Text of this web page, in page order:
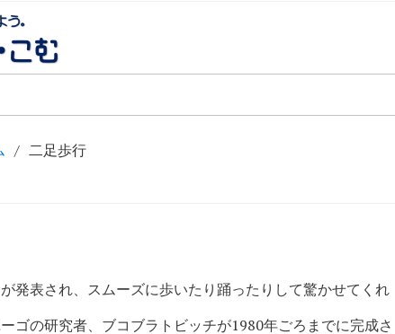
二足歩行
発表され、スムーズに歩いたり踊ったりして驚かせてくれ
ゴの研究者、ブコブラトビッチが1980年ごろまでに完成さ